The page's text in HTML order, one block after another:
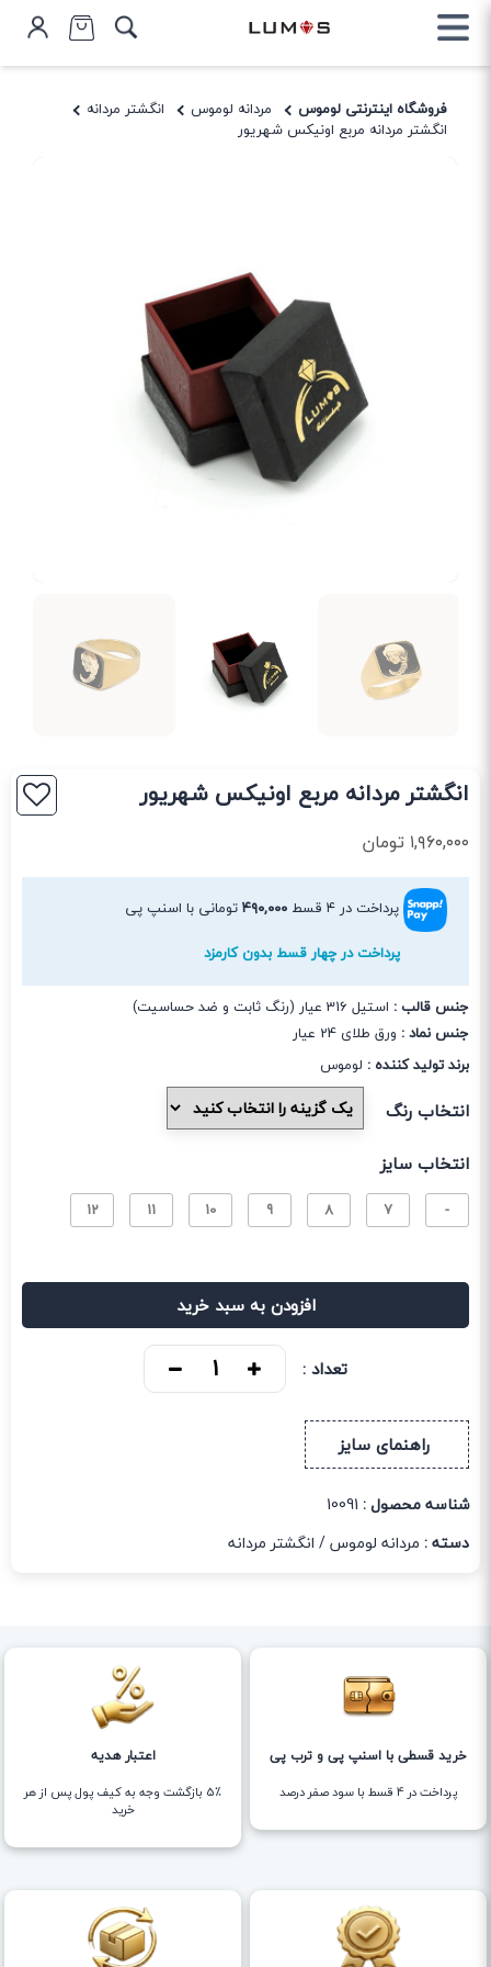
فروشگاه اینترنتی لوموس مردانه لوموس
انگشتر مردانه
انگشتر مردانه مربع اونیکس شهریور
انگشتر مردانه مربع اونیکس شهریور
۱,۹۶۰,۰۰۰ تومان
پرداخت در ۴ قسط ۴۹۰,۰۰۰تومانی با اسنپ پی
پرداخت در چهار قسط بدون کارمزد
جنس قالب : استیل 316 عیار (رنگ ثابت و ضد حساسیت)
جنس نماد : ورق طلای 24 عیار
برند تولید کننده : لوموس
انتخاب رنگ
انتخاب سایز
-
7
8
9
10
11
12
افزودن به سبد خرید
تعداد :
راهنمای سایز
شناسه محصول : 10091
دسته : مردانه لوموس/ انگشتر مردانه
خرید قسطی با اسنپ پی و ترب پی
پرداخت در 4 قسط با سود صفر درصد
اعتبار هدیه
5٪ بازگشت وجه به کیف پول پس از هر
خرید